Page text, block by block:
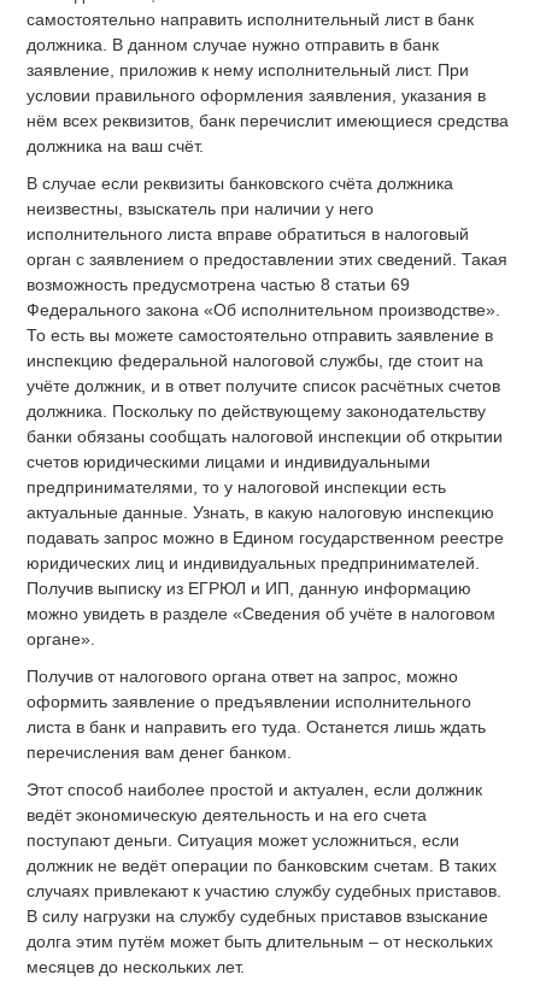
самостоятельно направить исполнительный лист в банк
должника. В данном случае нужно отправить в банк
заявление, приложив к нему исполнительный лист. При
условии правильного оформления заявления, указания в
нём всех реквизитов, банк перечислит имеющиеся средства
должника на ваш счёт.
В случае если реквизиты банковского счёта должника
неизвестны, взыскатель при наличии у него
исполнительного листа вправе обратиться в налоговый
орган с заявлением о предоставлении этих сведений. Такая
возможность предусмотрена частью 8 статьи 69
Федерального закона «Об исполнительном производстве».
То есть вы можете самостоятельно отправить заявление в
инспекцию федеральной налоговой службы, где стоит на
учёте должник, и в ответ получите список расчётных счетов
должника. Поскольку по действующему законодательству
банки обязаны сообщать налоговой инспекции об открытии
счетов юридическими лицами и индивидуальными
предпринимателями, то у налоговой инспекции есть
актуальные данные. Узнать, в какую налоговую инспекцию
подавать запрос можно в Едином государственном реестре
юридических лиц и индивидуальных предпринимателей.
Получив выписку из ЕГРЮЛ и ИП, данную информацию
можно увидеть в разделе «Сведения об учёте в налоговом
органе».
Получив от налогового органа ответ на запрос, можно
оформить заявление о предъявлении исполнительного
листа в банк и направить его туда. Останется лишь ждать
перечисления вам денег банком.
Этот способ наиболее простой и актуален, если должник
ведёт экономическую деятельность и на его счета
поступают деньги. Ситуация может усложниться, если
должник не ведёт операции по банковским счетам. В таких
случаях привлекают к участию службу судебных приставов.
В силу нагрузки на службу судебных приставов взыскание
долга этим путём может быть длительным – от нескольких
месяцев до нескольких лет.